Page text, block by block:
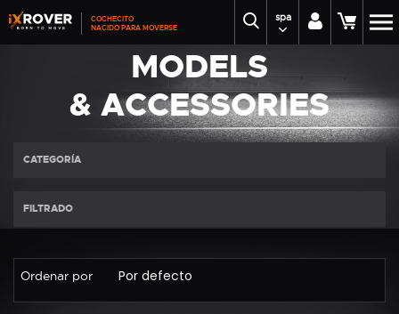
COCHECITO
NACIDO PARA MOVERSE
spa
MODELS
& ACCESSORIES
CATEGORÍA
FILTRADO
Ordenar por